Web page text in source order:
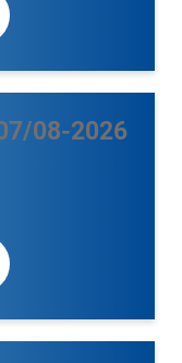
08-2026